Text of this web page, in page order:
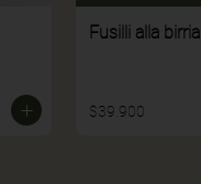
Fusilli alla birria
$39.900